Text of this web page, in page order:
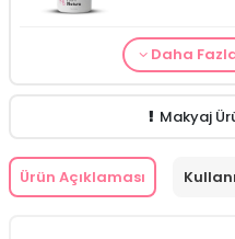
Makyaj
Makyaj Ürünü
Daha
Makyaj
Ürün Açıklaması